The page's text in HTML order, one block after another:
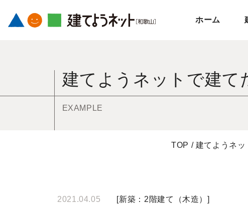
ホーム
建てようネットで建て
EXAMPLE
TOP / 建てようネッ
2021.04.05 [新築：2階建て（木造）]